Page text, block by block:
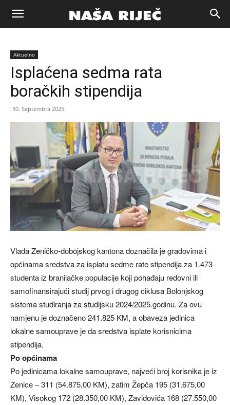
Naša
riječ
Aktuelno
Isplaćena sedma rata
boračkih stipendija
30. Septembra 2025.
Vlada Zeničko-dobojskog kantona doznačila je gradovima i
općinama sredstva za isplatu sedme rate stipendija za 1.473
studenta iz branilačke populacije koji pohađaju redovni ili
samofinansirajući studij prvog i drugog ciklusa Bolonjskog
sistema studiranja za studijsku 2024/2025.godinu. Za ovu
namjenu je doznačeno 241.825 KM, a obaveza jedinica
lokalne samouprave je da sredstva isplate korisnicima
stipendija.
Po općinama
Po jedinicama lokalne samouprave, najveći broj korisnika je iz
Zenice – 311 (54.875,00 KM), zatim Žepča 195 (31.675,00
KM), Visokog 172 (28.350,00 KM), Zavidovića 168 (27.550,00